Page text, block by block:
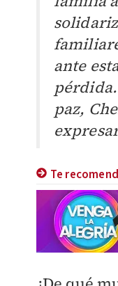
ante
paz,
Te